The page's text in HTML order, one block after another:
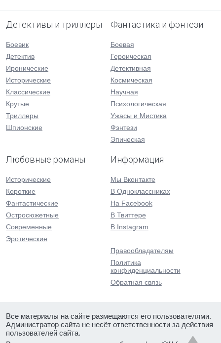
Детективы и триллеры
Боевик
Детектив
Иронические
Исторические
Классические
Крутые
Триллеры
Шпионские
Фантастика и фэнтези
Боевая
Героическая
Детективная
Космическая
Научная
Психологическая
Ужасы и Мистика
Фэнтези
Эпическая
Любовные романы
Исторические
Короткие
Фантастические
Остросюжетные
Современные
Эротические
Информация
Мы Вконтакте
В Одноклассниках
На Facebook
В Твиттере
В Instagram
Правообладателям
Политика
конфиденциальности
Обратная связь
Все материалы на сайте размещаются его пользователями.
Администратор сайта не несёт ответственности за действия
пользователей сайта.